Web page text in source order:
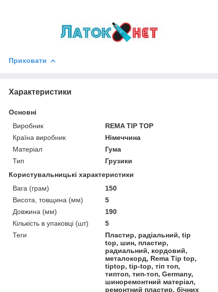
Приховати
Характеристики
Основні
Виробник
REMA TIP TOP
Країна виробник
Німеччина
Матеріал
Гума
Тип
Грузики
Користувальницькі характеристики
Вага (грам)
150
Висота, товщина (мм)
5
Довжина (мм)
190
Кількість в упаковці (шт)
5
Теги
Пластир, радіальний, tip
top, шин, пластир,
радиальний, кордовий,
металокорд, Rema Tip top,
tiptop, tip-top, тіп топ,
типтоп, тип-топ, Germany,
шиноремонтний матеріал,
ремонтний пластир, бічних